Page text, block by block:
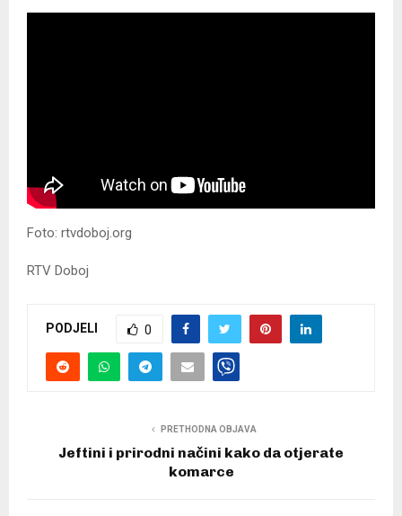
Foto: rtvdoboj.org
RTV Doboj
PODJELI 0
PRETHODNA OBJAVA
Jeftini i prirodni načini kako da otjerate
komarce